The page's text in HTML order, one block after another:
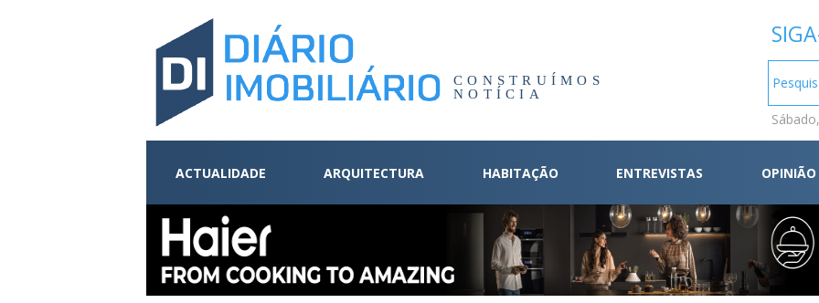
CONSTRUÍMOS
NOTÍCIA
ACTUALIDADE ARQUITECTURA HABITAÇÃO ENTREVISTAS OPINIÃO